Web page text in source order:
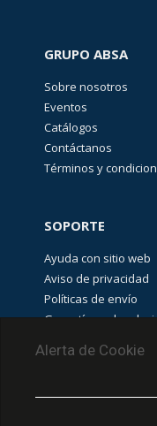
Alerta de Cookie
GRUPO ABSA
Sobre nosotros
Eventos
Catálogos
Contáctanos
Términos y
SOPORTE
Ayuda con sitio web
Aviso de privacidad
Políticas de envío
Garantías y
PUNTOS DE